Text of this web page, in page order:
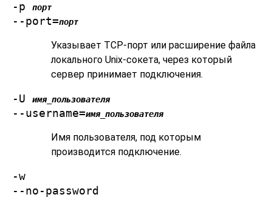
-p порт
--port=порт
Указывает TCP-порт или расширение файла
локального Unix-сокета, через который
сервер принимает подключения.
-U имя_пользователя
--username=имя_пользователя
Имя пользователя, под которым
производится подключение.
-w
--no-password